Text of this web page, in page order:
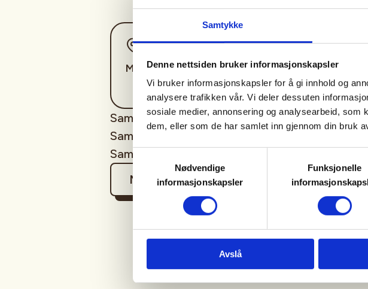
Samtykke
Denne nettsiden bruker informasjonskapsler
Vi bruker informasjonskapsler for å gi innhold og
analysere trafikken vår. Vi deler dessuten
sosiale medier, annonsering og analysearbeid, som
dem, eller som de har samlet inn gjennom din bruk
Samtykkevalg
Nødvendige
informasjonskapsler
Funksjonelle
Avslå
Sted
Midtre Gauldal
Tid
17. Sep 2026
Kl. 12.00 - 15.00
Samling 1. 3 september. Finne rent vann og mat.
Samling 2. 10 september. Båltenning og mat på
Samling 3. Søke ly og overnatte ute.
Mer informasjon